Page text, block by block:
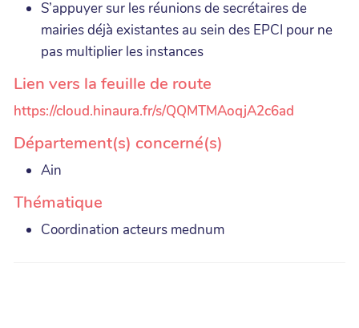
S’appuyer sur les réunions de secrétaires de
mairies déjà existantes au sein des EPCI pour ne
pas multiplier les instances
Lien vers la feuille de route
https://cloud.hinaura.fr/s/QQMTMAoqjA2c6ad
Département(s) concerné(s)
Ain
Thématique
Coordination acteurs mednum